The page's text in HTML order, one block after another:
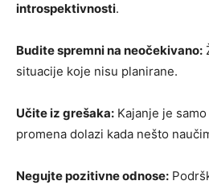
introspektivnosti.
Budite spremni na neočekivano:
situacije koje nisu planirane.
Učite iz grešaka: Kajanje je
promena dolazi kada nešto
Negujte pozitivne odnose: